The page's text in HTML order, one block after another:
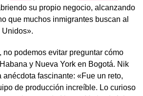
su propio negocio, alcanzando
que muchos inmigrantes buscan al
Unidos».
no podemos evitar preguntar cómo
y Nueva York en Bogotá. Nik
anécdota fascinante: «Fue un reto,
de producción increíble. Lo curioso